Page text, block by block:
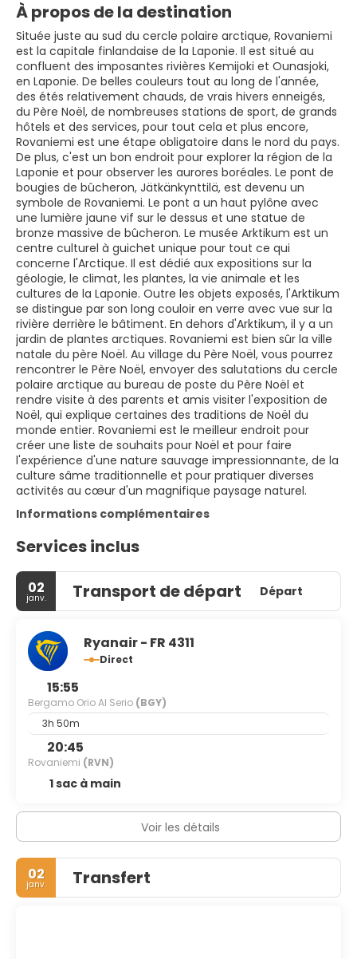
À propos de la destination
Située juste au sud du cercle polaire arctique, Rovaniemi
est la capitale finlandaise de la Laponie. Il est situé au
confluent des imposantes rivières Kemijoki et Ounasjoki,
en Laponie. De belles couleurs tout au long de l'année,
des étés relativement chauds, de vrais hivers enneigés,
du Père Noël, de nombreuses stations de sport, de grands
hôtels et des services, pour tout cela et plus encore,
Rovaniemi est une étape obligatoire dans le nord du pays.
De plus, c'est un bon endroit pour explorer la région de la
Laponie et pour observer les aurores boréales. Le pont de
bougies de bûcheron, Jätkänkynttilä, est devenu un
symbole de Rovaniemi. Le pont a un haut pylône avec
une lumière jaune vif sur le dessus et une statue de
bronze massive de bûcheron. Le musée Arktikum est un
centre culturel à guichet unique pour tout ce qui
concerne l'Arctique. Il est dédié aux expositions sur la
géologie, le climat, les plantes, la vie animale et les
cultures de la Laponie. Outre les objets exposés, l'Arktikum
se distingue par son long couloir en verre avec vue sur la
rivière derrière le bâtiment. En dehors d'Arktikum, il y a un
jardin de plantes arctiques. Rovaniemi est bien sûr la ville
natale du père Noël. Au village du Père Noël, vous pourrez
rencontrer le Père Noël, envoyer des salutations du cercle
polaire arctique au bureau de poste du Père Noël et
rendre visite à des parents et amis visiter l'exposition de
Noël, qui explique certaines des traditions de Noël du
monde entier. Rovaniemi est le meilleur endroit pour
créer une liste de souhaits pour Noël et pour faire
l'expérience d'une nature sauvage impressionnante, de la
culture sâme traditionnelle et pour pratiquer diverses
activités au cœur d'un magnifique paysage naturel.
Informations complémentaires
Services inclus
02
janv. Transport de départ Départ
Ryanair - FR 4311
Direct
15:55
Bergamo Orio Al Serio (BGY)
3h 50m
20:45
Rovaniemi (RVN)
1 sac à main
Voir les détails
02
janv. Transfert